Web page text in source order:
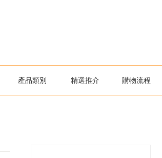
產品類別 精選推介 購物流程